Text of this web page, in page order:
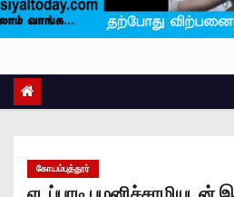
கோயம்புத்தூர்